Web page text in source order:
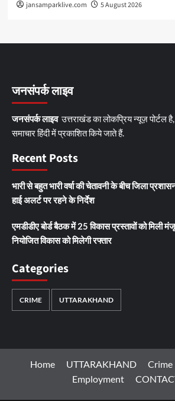
jansamparklive.com 5 August 2026
जनसंपर्क लाइव
जनसंपर्क लाइवउत्तराखंड का लोकप्रिय न्यूज़ पोर्टल
समाचार हिंदी में प्रकाशित किये जाते हैं.
Recent Posts
भारी से बहुत भारी वर्षा की चेतावनी के बीच जिला
हाई अलर्ट पर रहने के निर्देश
एमडीडीए बोर्ड बैठक में 25 विकास प्रस्तावों को मिली
नियोजित विकास को मिलेगी रफ्तार
Categories
CRIME UTTARAKHAND
Home UTTARAKHAND Crime
Employment